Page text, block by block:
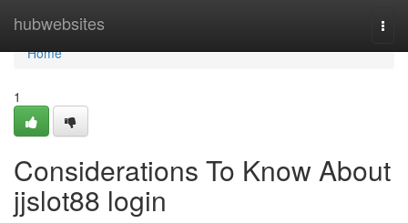
hubwebsites
Home
Home
1
Considerations To Know About
jjslot88 login